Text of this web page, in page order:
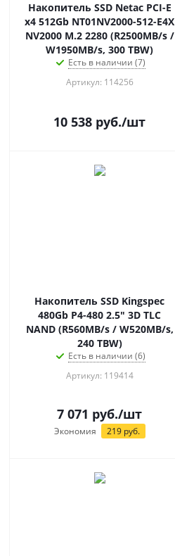
Накопитель SSD Netac PCI-E
x4 512Gb NT01NV2000-512-E4X
NV2000 M.2 2280 (R2500MB/s /
W1950MB/s, 300 TBW)
Есть в наличии (7)
Артикул: 114256
10 538 руб./шт
Накопитель SSD Kingspec
480Gb P4-480 2.5" 3D TLC
NAND (R560MB/s / W520MB/s,
240 TBW)
Есть в наличии (6)
Артикул: 119414
7 071 руб./шт
Экономия 219руб.